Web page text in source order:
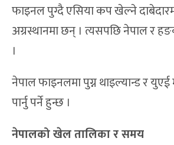
फाइनल पुग्दै एसिया कप खेल्ने
अग्रस्थानमा छन् । त्यसपछि नेपाल र
।
नेपाल फाइनलमा पुग्न थाइल्यान्ड र
पार्नु पर्ने हुन्छ ।
नेपालको खेल तालिका र समय